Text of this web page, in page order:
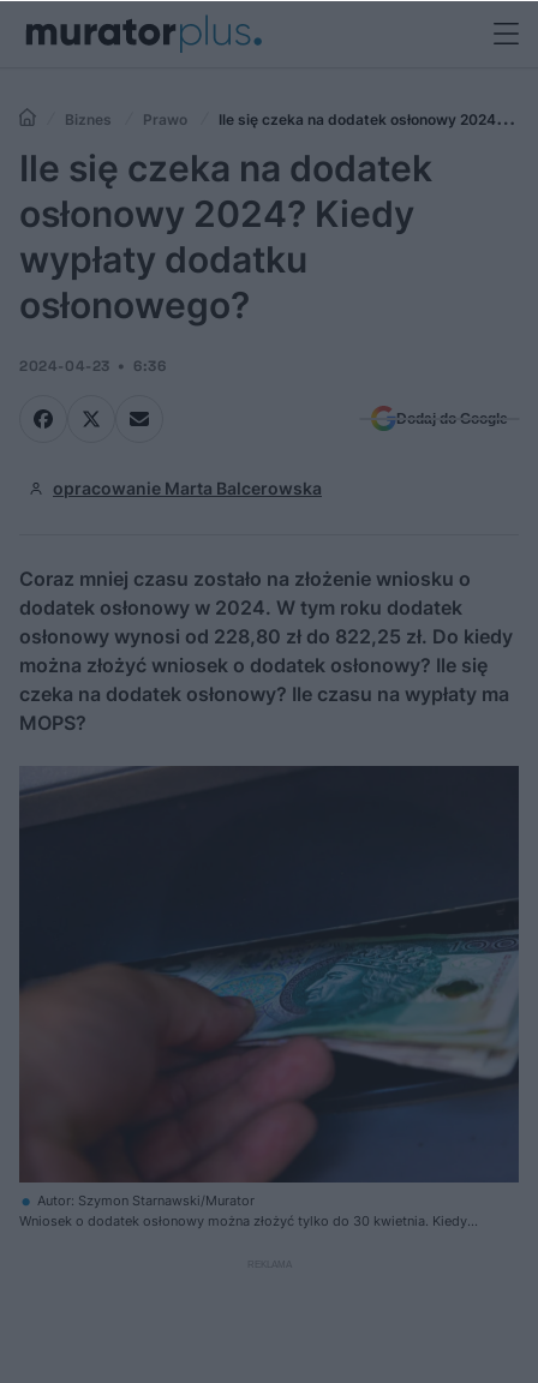
Biznes Prawo
Ile się czeka na dodatek osłonowy 2024?
Kiedy wypłaty dodatku osłonowego?
Ile się czeka na dodatek
osłonowy 2024? Kiedy
wypłaty dodatku
osłonowego?
2024-04-23 6:36
Dodaj do Google
opracowanie Marta Balcerowska
Coraz mniej czasu zostało na złożenie wniosku o
dodatek osłonowy w 2024. W tym roku dodatek
osłonowy wynosi od 228,80 zł do 822,25 zł. Do kiedy
można złożyć wniosek o dodatek osłonowy? Ile się
czeka na dodatek osłonowy? Ile czasu na wypłaty ma
MOPS?
Autor: Szymon Starnawski/Murator
Wniosek o dodatek osłonowy można złożyć tylko do 30 kwietnia. Kiedy